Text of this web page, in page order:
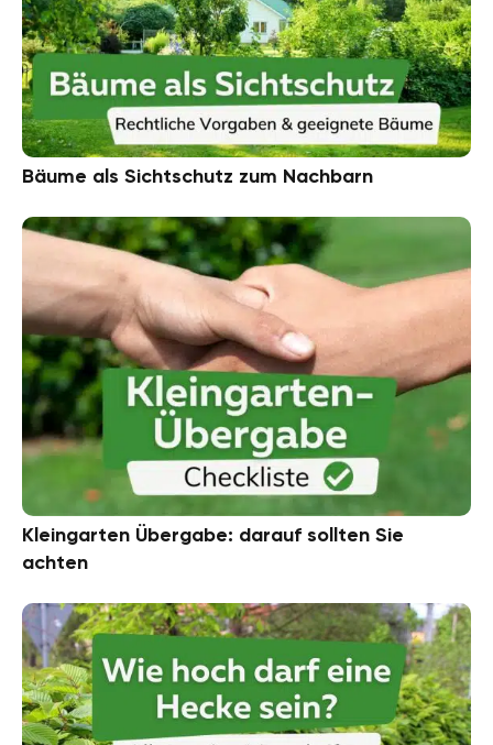
Bäume als Sichtschutz zum Nachbarn
Kleingarten Übergabe: darauf sollten Sie
achten